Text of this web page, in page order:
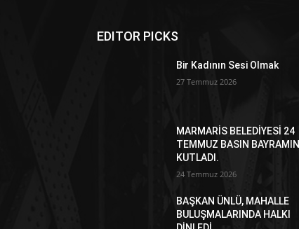
EDITOR PICKS
Bir Kadının Sesi Olmak
27 Temmuz 2026
MARMARİS BELEDİYESİ 24
TEMMUZ BASIN BAYRAMINI
KUTLADI.
24 Temmuz 2026
BAŞKAN ÜNLÜ, MAHALLE
BULUŞMALARINDA HALKI